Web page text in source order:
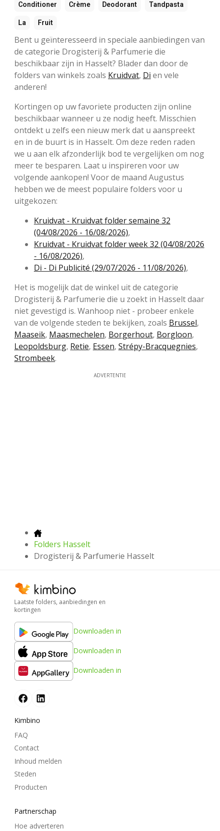
Conditioner Crème Deodorant Tandpasta
La Fruit
Bent u geïnteresseerd in speciale aanbiedingen van
de categorie Drogisterij & Parfumerie die
beschikbaar zijn in Hasselt? Blader dan door de
folders van winkels zoals Kruidvat, Di en vele
anderen!
Kortingen op uw favoriete producten zijn online
beschikbaar wanneer u ze nodig heeft. Misschien
ontdekt u zelfs een nieuw merk dat u aanspreekt
en in de buurt is in Hasselt. Om deze reden raden
we u aan elk afzonderlijk bod te vergelijken om nog
meer te besparen. Laat u inspireren voor uw
volgende aankopen! Voor de maand Augustus
hebben we de meest populaire folders voor u
uitgekozen:
Kruidvat - Kruidvat folder semaine 32
(04/08/2026 - 16/08/2026),
Kruidvat - Kruidvat folder week 32 (04/08/2026
- 16/08/2026),
Di - Di Publicité (29/07/2026 - 11/08/2026),
Het is mogelijk dat de winkel uit de categorie
Drogisterij & Parfumerie die u zoekt in Hasselt daar
niet gevestigd is. Wanhoop niet - probeer enkele
van de volgende steden te bekijken, zoals Brussel,
Maaseik, Maasmechelen, Borgerhout, Borgloon,
Leopoldsburg, Retie, Essen, Strépy-Bracquegnies,
Strombeek.
ADVERTENTIE
Folders Hasselt
Drogisterij & Parfumerie Hasselt
Laatste folders, aanbiedingen en
kortingen
Downloaden in
Downloaden in
Downloaden in
Kimbino
FAQ
Contact
Inhoud melden
Steden
Producten
Partnerschap
Hoe adverteren